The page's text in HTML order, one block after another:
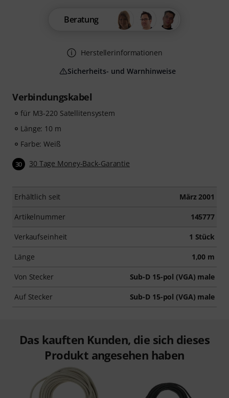
Verbindungskabel
für M3-220 Satellitensystem
Länge: 10 m
Farbe: Weiß
30 30 Tage Money-Back-Garantie
Erhältlich seit März 2001
Artikelnummer 145777
Verkaufseinheit 1 Stück
Länge 1,00 m
Von Stecker Sub-D 15-pol (VGA) male
Auf Stecker Sub-D 15-pol (VGA) male
Beratung
Herstellerinformationen
Sicherheits- und Warnhinweise
Das kauften Kunden, die sich dieses
Produkt angesehen haben